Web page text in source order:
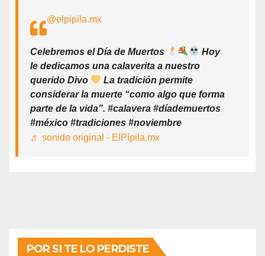
@elpipila.mx
Celebremos el Día de Muertos
Hoy
le dedicamos una calaverita a nuestro
querido Divo
La tradición permite
considerar la muerte “como algo que forma
parte de la vida”. #calavera #díademuertos
#méxico #tradiciones #noviembre
♬ sonido original - ElPípila.mx
POR SI TE LO PERDISTE